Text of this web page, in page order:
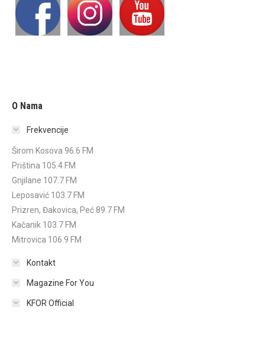
O Nama
Frekvencije
Širom Kosova 96.6 FM
Priština 105.4 FM
Gnjilane 107.7 FM
Leposavić 103.7 FM
Prizren, Đakovica, Peć 89.7 FM
Kačanik 103.7 FM
Mitrovica 106.9 FM
Kontakt
Magazine For You
KFOR Official